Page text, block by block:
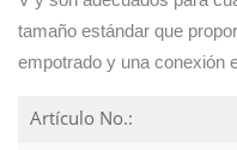
tamaño estándar que
empotrado y una conexión
Artículo No.: